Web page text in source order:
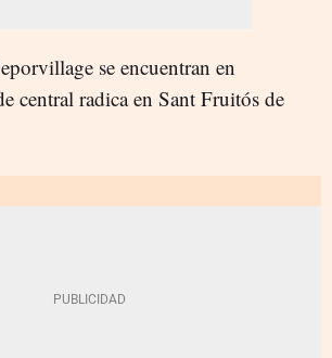
se encuentran en
central radica en Sant Fruitós de